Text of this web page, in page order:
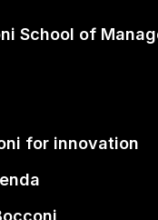
School of
for innovation